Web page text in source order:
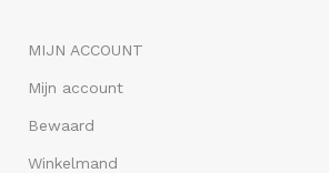
MIJN ACCOUNT
Mijn account
Bewaard
Winkelmand